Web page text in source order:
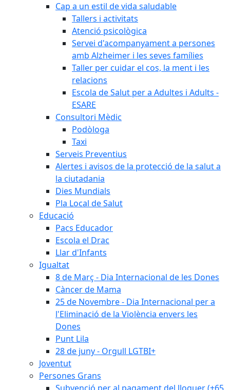
Cap a un estil de vida saludable
Tallers i activitats
Atenció psicològica
Servei d'acompanyament a persones
amb Alzheimer i les seves famílies
Taller per cuidar el cos, la ment i les
relacions
Escola de Salut per a Adultes i Adults -
ESARE
Consultori Mèdic
Podòloga
Taxi
Serveis Preventius
Alertes i avisos de la protecció de la salut a
la ciutadania
Dies Mundials
Pla Local de Salut
Educació
Pacs Educador
Escola el Drac
Llar d'Infants
Igualtat
8 de Març - Dia Internacional de les Dones
Càncer de Mama
25 de Novembre - Dia Internacional per a
l'Eliminació de la Violència envers les
Dones
Punt Lila
28 de juny - Orgull LGTBI+
Joventut
Persones Grans